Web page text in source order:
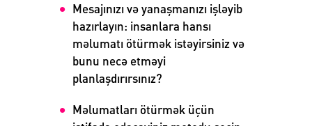
Mesajınızı və yanaşmanızı işləyib
hazırlayın: insanlara hansı
məlumatı ötürmək istəyirsiniz və
bunu necə etməyi
planlaşdırırsınız?
Məlumatları ötürmək üçün